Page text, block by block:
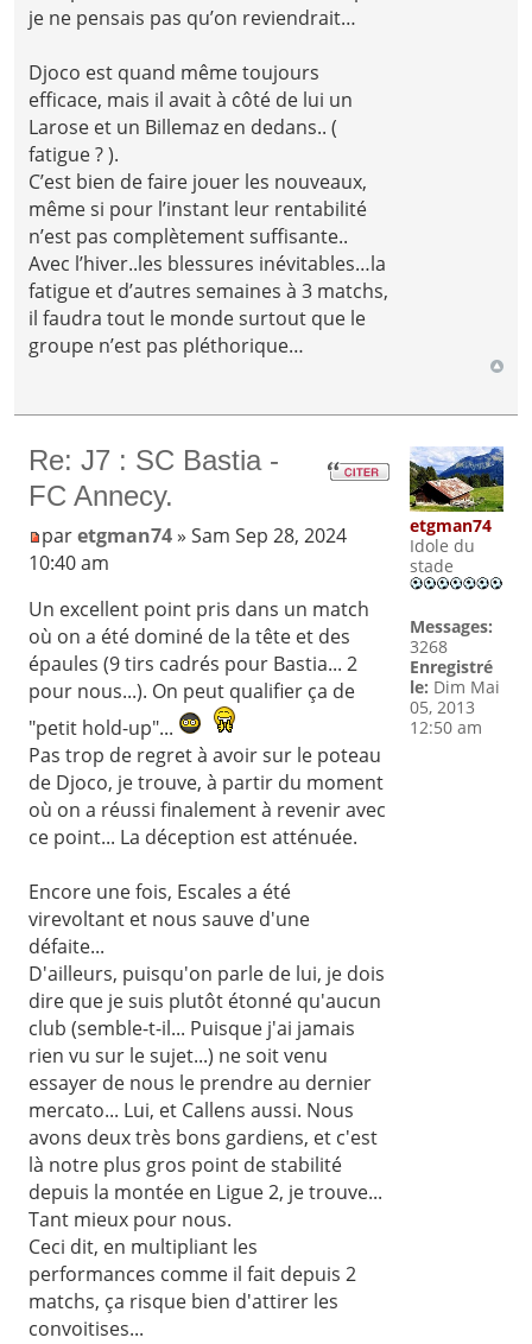
je ne pensais pas qu’on reviendrait…
Djoco est quand même toujours
efficace, mais il avait à côté de lui un
Larose et un Billemaz en dedans.. (
fatigue ? ).
C’est bien de faire jouer les nouveaux,
même si pour l’instant leur rentabilité
n’est pas complètement suffisante..
Avec l’hiver..les blessures inévitables…la
fatigue et d’autres semaines à 3 matchs,
il faudra tout le monde surtout que le
groupe n’est pas pléthorique…
Re: J7 : SC Bastia -
FC Annecy.
paretgman74» Sam Sep 28, 2024
10:40 am
Un excellent point pris dans un match
où on a été dominé de la tête et des
épaules (9 tirs cadrés pour Bastia... 2
pour nous...). On peut qualifier ça de
"petit hold-up"...
Pas trop de regret à avoir sur le poteau
de Djoco, je trouve, à partir du moment
où on a réussi finalement à revenir avec
ce point... La déception est atténuée.
Encore une fois, Escales a été
virevoltant et nous sauve d'une
défaite...
D'ailleurs, puisqu'on parle de lui, je dois
dire que je suis plutôt étonné qu'aucun
club (semble-t-il... Puisque j'ai jamais
rien vu sur le sujet...) ne soit venu
essayer de nous le prendre au dernier
mercato... Lui, et Callens aussi. Nous
avons deux très bons gardiens, et c'est
là notre plus gros point de stabilité
depuis la montée en Ligue 2, je trouve...
Tant mieux pour nous.
Ceci dit, en multipliant les
performances comme il fait depuis 2
matchs, ça risque bien d'attirer les
convoitises...
etgman74
Idole du
stade
Messages:
3268
Enregistré
le: Dim Mai
05, 2013
12:50 am